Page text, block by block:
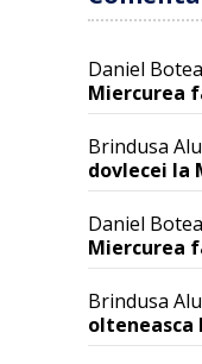
Daniel Botea
Miercurea
Brindusa
dovlecei la
Daniel Botea
Miercurea
Brindusa
olteneasca